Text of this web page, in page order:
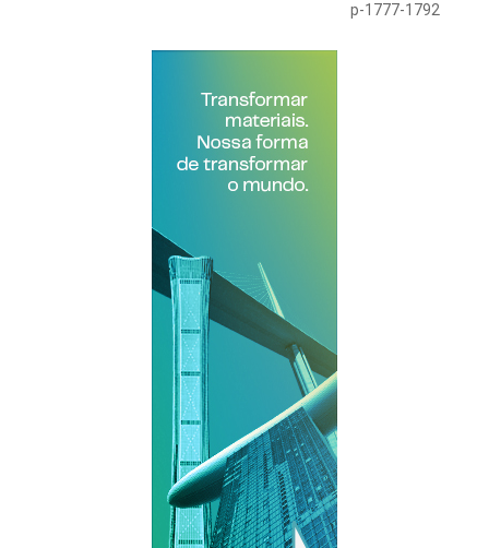
p-1777-1792